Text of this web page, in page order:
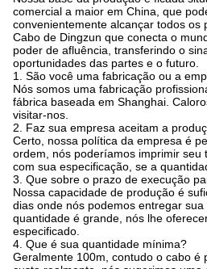
comercial a maior em China, que
convenientemente alcançar todos os
Cabo de Dingzun que conecta o
poder de afluência, transferindo o
oportunidades das partes e o futuro.
1. São você uma fabricação ou a
Nós somos uma fabricação
fábrica baseada em Shanghai.
visitar-nos.
2. Faz sua empresa aceitam a
Certo, nossa política da empresa é
ordem, nós poderíamos imprimir seu
com sua especificação, se a
3. Que sobre o prazo de execução
Nossa capacidade de produção é
dias onde nós podemos entregar
quantidade é grande, nós lhe
especificado.
4. Que é sua quantidade mínima?
Geralmente 100m, contudo o cabo é